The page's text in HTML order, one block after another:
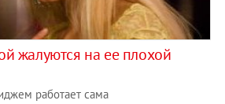
жалуются на ее плохой
работает сама